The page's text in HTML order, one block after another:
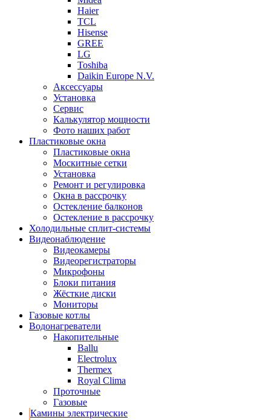
Haier
TCL
Hisense
GREE
LG
Toshiba
Daikin Europe N.V.
Аксессуары
Установка
Сервис
Калькулятор мощности
Фото наших работ
Пластиковые окна
Пластиковые окна
Москитные сетки
Установка
Ремонт и регулировка
Окна в рассрочку
Остекление балконов
Остекление в рассрочку
Холодильные сплит-системы
Видеонаблюдение
Видеокамеры
Видеорегистраторы
Микрофоны
Блоки питания
Жёсткие диски
Мониторы
Газовые котлы
Водонагреватели
Накопительные
Ballu
Electrolux
Thermex
Royal Clima
Проточные
Газовые
Камины электрические